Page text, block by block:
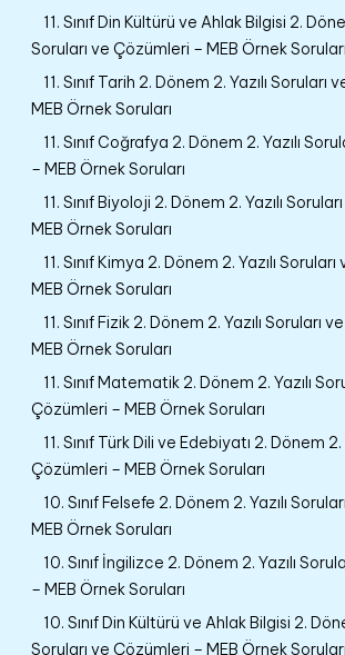
11. Sınıf Din Kültürü ve Ahlak Bilgisi 2.
Soruları ve Çözümleri – MEB Örnek Soruları
11. Sınıf Tarih 2. Dönem 2. Yazılı Soruları
MEB Örnek Soruları
11. Sınıf Coğrafya 2. Dönem 2. Yazılı
– MEB Örnek Soruları
11. Sınıf Biyoloji 2. Dönem 2. Yazılı
MEB Örnek Soruları
11. Sınıf Kimya 2. Dönem 2. Yazılı
MEB Örnek Soruları
11. Sınıf Fizik 2. Dönem 2. Yazılı Soruları
MEB Örnek Soruları
11. Sınıf Matematik 2. Dönem 2. Yazılı
Çözümleri – MEB Örnek Soruları
11. Sınıf Türk Dili ve Edebiyatı 2. Dönem 2.
Çözümleri – MEB Örnek Soruları
10. Sınıf Felsefe 2. Dönem 2. Yazılı
MEB Örnek Soruları
10. Sınıf İngilizce 2. Dönem 2. Yazılı
– MEB Örnek Soruları
10. Sınıf Din Kültürü ve Ahlak Bilgisi 2.
Soruları ve Çözümleri – MEB Örnek Soruları